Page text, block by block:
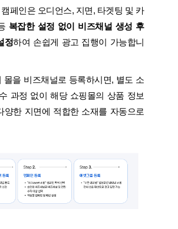
페인은 오디언스, 지면, 타겟팅 및 카
복잡한 설정 없이 비즈채널 생성 후
정하여 손쉽게 광고 집행이 가능합니
몰을 비즈채널로 등록하시면, 별도 소
과정 없이 해당 쇼핑몰의 상품 정보
양한 지면에 적합한 소재를 자동으로